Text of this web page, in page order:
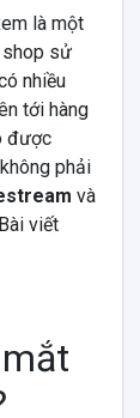
là một
shop sử
nhiều
tới hàng
được
phải
và
viết